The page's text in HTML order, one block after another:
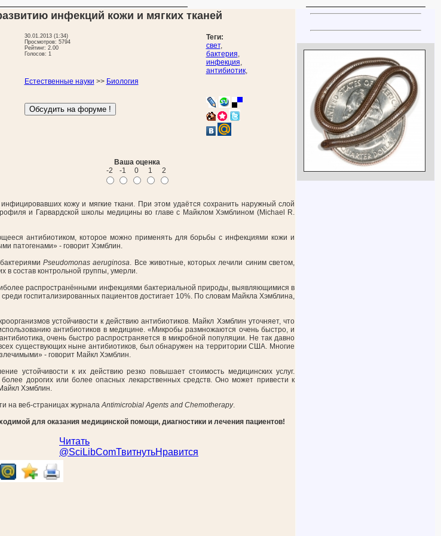
инфекций кожи и мягких тканей
30.01.2013 (1:34)
Просмотров: 5794
Рейтинг: 2.00
Голосов: 1
Теги:
свет,
бактерия,
инфекция,
антибиотик,
Естественные науки >> Биология
Ваша оценка
-2
-1 0 1 2
кожу и мягкие ткани. При этом удаётся сохранить наружный слой
и Гарвардской школы медицины во главе с Майклом Хэмблином (Michael R.
антибиотиком, которое можно применять для борьбы с инфекциями кожи и
патогенами» - говорит Хэмблин.
Pseudomonas aeruginosa. Все животные, которых лечили синим светом,
состав контрольной группы, умерли.
распространёнными инфекциями бактериальной природы, выявляющимися в
госпитализированных пациентов достигает 10%. По словам Майкла Хэмблина,
устойчивости к действию антибиотиков. Майкл Хэмблин уточняет, что
антибиотиков в медицине. «Микробы размножаются очень быстро, и
очень быстро распространяется в микробной популяции. Не так давно
существующих ныне антибиотиков, был обнаружен на территории США. Многие
- говорит Майкл Хэмблин.
устойчивости к их действию резко повышает стоимость медицинских услуг.
дорогих или более опасных лекарственных средств. Оно может привести к
Хэмблин.
на веб-страницах журналаAntimicrobial Agents and Chemotherapy.
для оказания медицинской помощи, диагностики и лечения пациентов!
Читать
@SciLibComТвитнутьНравится